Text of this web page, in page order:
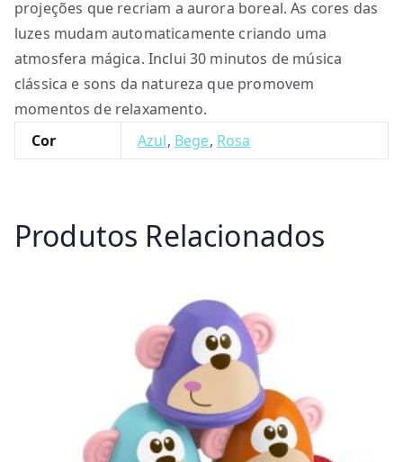
projeções que recriam a aurora boreal. As cores das
luzes mudam automaticamente criando uma
atmosfera mágica. Inclui 30 minutos de música
clássica e sons da natureza que promovem
momentos de relaxamento.
Cor
Azul, Bege, Rosa
Produtos Relacionados